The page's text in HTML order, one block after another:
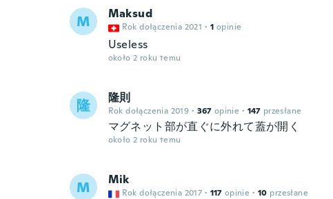
M Maksud
Rok dołączenia 2021 · 1 opinie
Useless
około 2 roku temu
隆 隆則
Rok dołączenia 2019 · 367 opinie · 147 przesłane
マグネット部が直ぐに外れて蓋が開く
około 2 roku temu
M Mik
Rok dołączenia 2017 · 117 opinie · 10 przesłane